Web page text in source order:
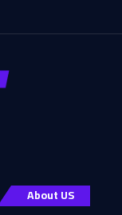
About US